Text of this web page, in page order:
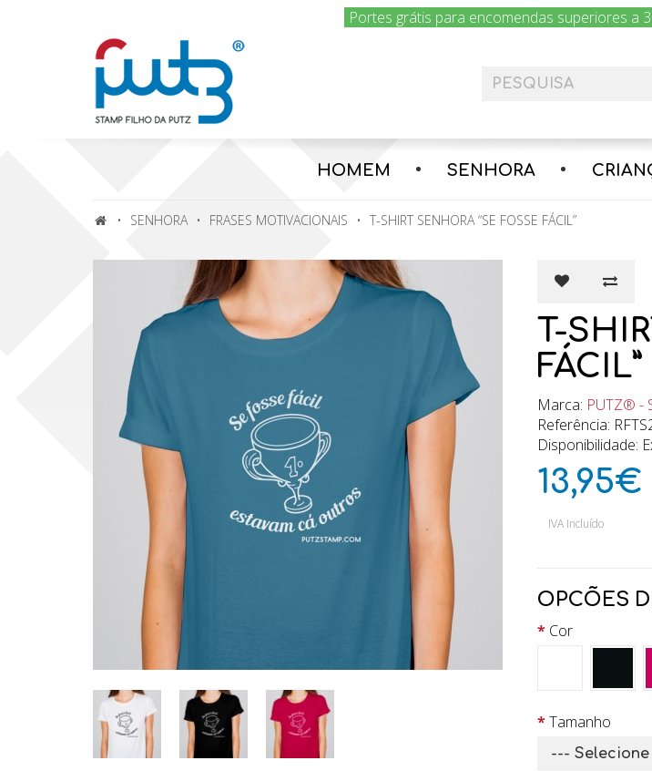
Portes grátis para encomendas superiores a
Encomenda hoje e nós
HOMEM SENHORA
SENHORA FRASES MOTIVACIONAIS T-SHIRT SENHORA “SE FOSSE FÁCIL”
T-
FÁCIL”
Marca: PUTZ® -
Referência:
Disponibilidade:
13,95€
IVA Incluído
OPCÕES
Cor
Tamanho